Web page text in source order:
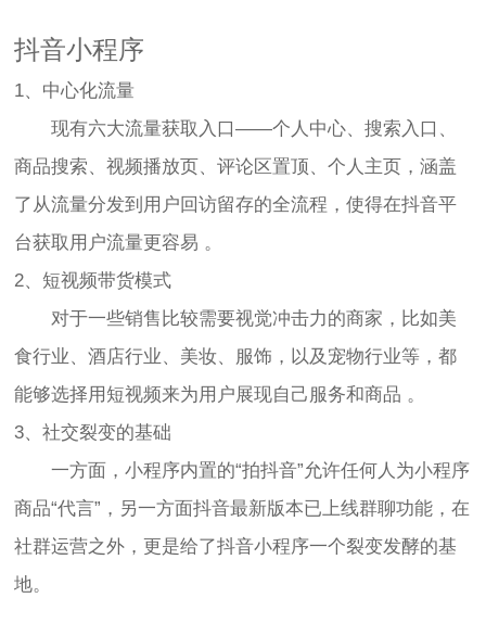
抖音小程序
1、中心化流量
现有六大流量获取入口——个人中心、搜索入口、
商品搜索、视频播放页、评论区置顶、个人主页，涵盖
了从流量分发到用户回访留存的全流程，使得在抖音平
台获取用户流量更容易 。
2、短视频带货模式
对于一些销售比较需要视觉冲击力的商家，比如美
食行业、酒店行业、美妆、服饰，以及宠物行业等，都
能够选择用短视频来为用户展现自己服务和商品 。
3、社交裂变的基础
一方面，小程序内置的“拍抖音”允许任何人为小程序
商品“代言”，另一方面抖音最新版本已上线群聊功能，在
社群运营之外，更是给了抖音小程序一个裂变发酵的基
地。